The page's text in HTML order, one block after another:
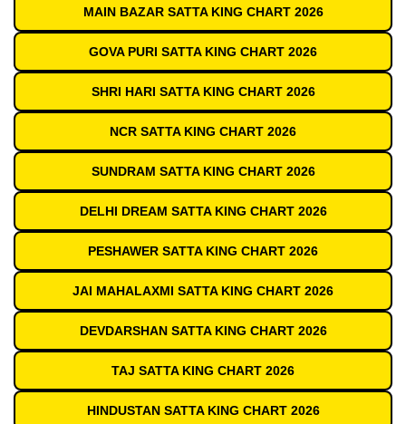
MAIN BAZAR SATTA KING CHART 2026
GOVA PURI SATTA KING CHART 2026
SHRI HARI SATTA KING CHART 2026
NCR SATTA KING CHART 2026
SUNDRAM SATTA KING CHART 2026
DELHI DREAM SATTA KING CHART 2026
PESHAWER SATTA KING CHART 2026
JAI MAHALAXMI SATTA KING CHART 2026
DEVDARSHAN SATTA KING CHART 2026
TAJ SATTA KING CHART 2026
HINDUSTAN SATTA KING CHART 2026